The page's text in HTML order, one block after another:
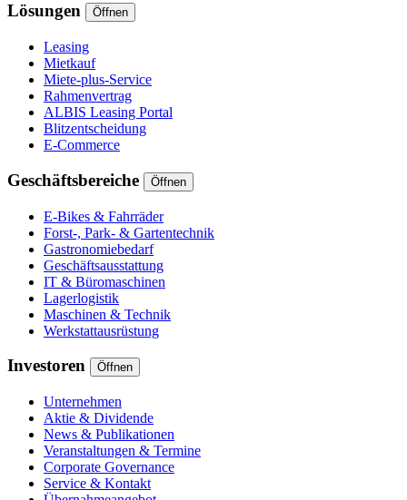
Lösungen Öffnen
Leasing
Mietkauf
Miete-plus-Service
Rahmenvertrag
ALBIS Leasing Portal
Blitzentscheidung
E-Commerce
Geschäftsbereiche Öffnen
E-Bikes & Fahrräder
Forst-, Park- & Gartentechnik
Gastronomiebedarf
Geschäftsausstattung
IT & Büromaschinen
Lagerlogistik
Maschinen & Technik
Werkstattausrüstung
Investoren Öffnen
Unternehmen
Aktie & Dividende
News & Publikationen
Veranstaltungen & Termine
Corporate Governance
Service & Kontakt